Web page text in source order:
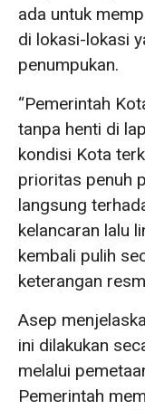
ada untuk
di lokasi-lokasi
penumpukan.
“Pemerintah
tanpa henti di
kondisi Kota
prioritas penuh
langsung
kelancaran lalu
kembali pulih
keterangan
Asep
ini dilakukan
melalui
Pemerintah